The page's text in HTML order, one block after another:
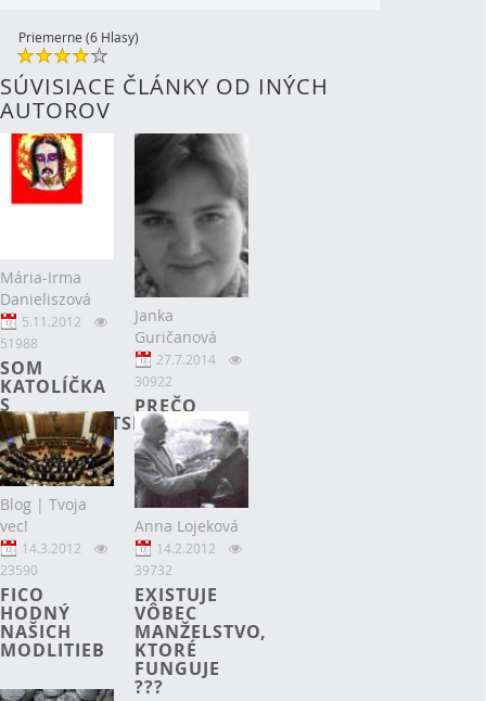
Priemerne (6 Hlasy)
SÚVISIACE ČLÁNKY OD INÝCH
AUTOROV
Mária-Irma
Danieliszová
5.11.2012
51988
SOM
KATOLÍČKA
S
PROTESTANTSKÝM
SRDCOM
Janka
Guričanová
27.7.2014
30922
PREČO
HOVORIŤ O
SVOJICH
POTREBÁCH
Blog | Tvoja
vec!
14.3.2012
23590
FICO
HODNÝ
NAŠICH
MODLITIEB
Anna Lojeková
14.2.2012
39732
EXISTUJE
VÔBEC
MANŽELSTVO,
KTORÉ
FUNGUJE
???